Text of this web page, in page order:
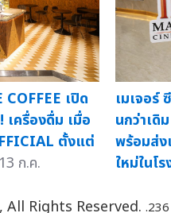
เปิด
เครื่องดื่ม เมื่อ
ตั้งแต่
13 ก.ค.
เมเจอร์
นกว่าเดิ
พร้อมส่ง
ใหม่ในโ
Rights Reserved.